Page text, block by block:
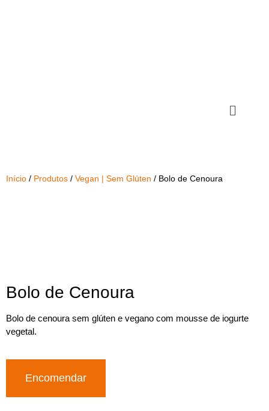
Início / Produtos / Vegan | Sem Glúten / Bolo de Cenoura
Bolo de Cenoura
Bolo de cenoura sem glúten e vegano com mousse de iogurte
vegetal.
Encomendar